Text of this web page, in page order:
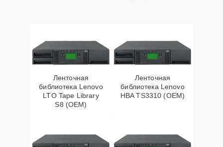
Ленточная
библиотека Lenovo
LTO Tape Library
S8 (OEM)
Ленточная
библиотека Lenovo
HBA TS3310 (OEM)